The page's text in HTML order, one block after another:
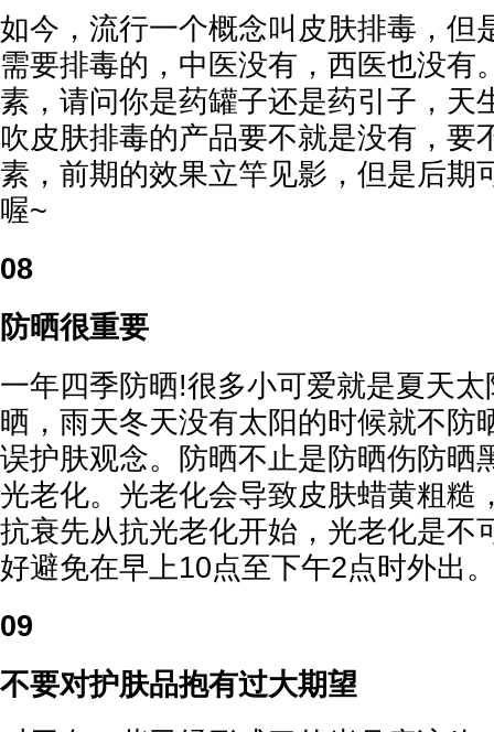
如今，流行一个概念叫皮肤排毒，但
需要排毒的，中医没有，西医也没有
素，请问你是药罐子还是药引子，天
吹皮肤排毒的产品要不就是没有，要
素，前期的效果立竿见影，但是后期
喔~
08
防晒很重要
一年四季防晒!很多小可爱就是夏天
晒，雨天冬天没有太阳的时候就不防
误护肤观念。防晒不止是防晒伤防晒
光老化。光老化会导致皮肤蜡黄粗糙
抗衰先从抗光老化开始，光老化是不
好避免在早上10点至下午2点时外出
09
不要对护肤品抱有过大期望